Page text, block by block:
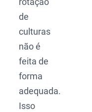
de
culturas
não é
feita de
forma
adequada.
Isso